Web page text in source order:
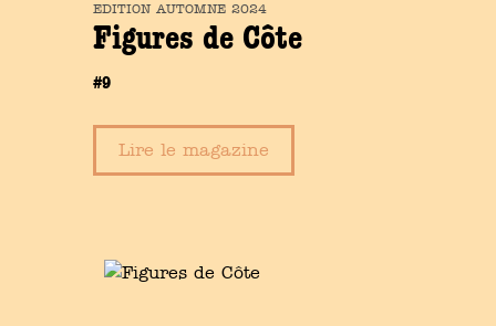
EDITION AUTOMNE 2024
Figures de Côte
#9
Lire le magazine